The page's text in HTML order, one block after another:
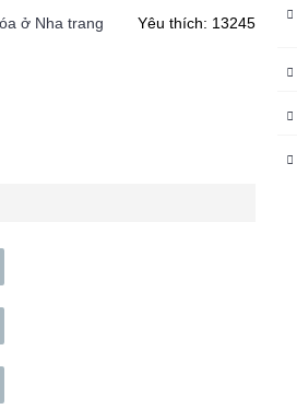
Yêu thích: 13245
ở Nha trang